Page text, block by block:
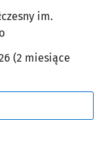
im.
(2 miesiące